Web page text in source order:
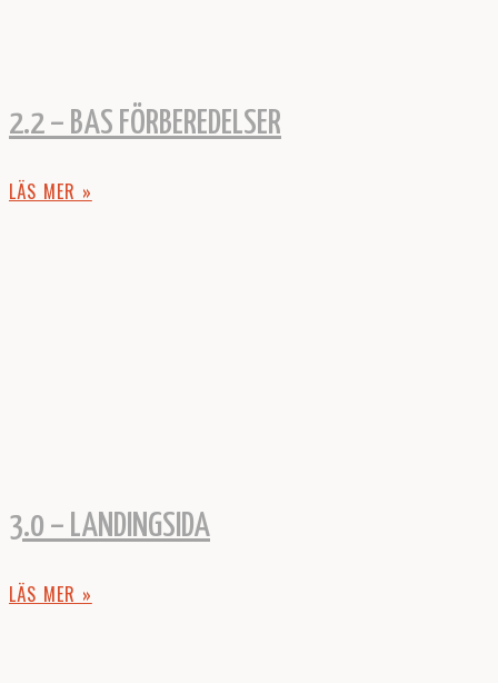
2.2 – BAS FÖRBEREDELSER
LÄS MER »
3.0 – LANDINGSIDA
LÄS MER »